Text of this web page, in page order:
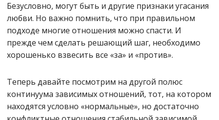
Безусловно, могут быть и другие признаки угасания
любви. Но важно помнить, что при правильном
подходе многие отношения можно спасти. И
прежде чем сделать решающий шаг, необходимо
хорошенько взвесить все «за» и «против».
Теперь давайте посмотрим на другой полюс
континуума зависимых отношений, тот, на котором
находятся условно «нормальные», но достаточно